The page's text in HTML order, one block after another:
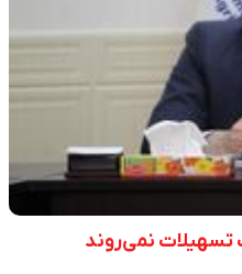
تسهیلات نمی‌روند